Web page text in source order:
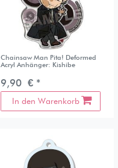
Chainsaw Man Pita! Deformed
Acryl Anhänger: Kishibe
9,90 € *
In den Warenkorb